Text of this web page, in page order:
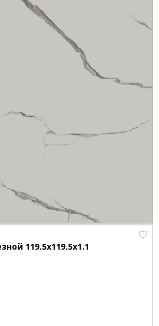
119.5x119.5x1.1